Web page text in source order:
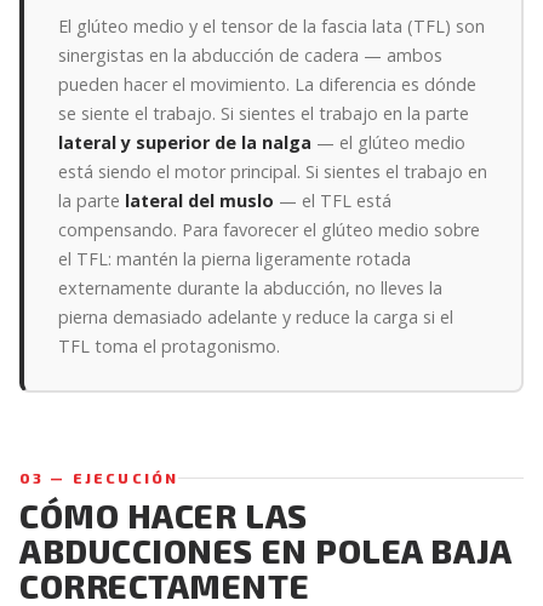
El glúteo medio y el tensor de la fascia lata (TFL) son
sinergistas en la abducción de cadera — ambos
pueden hacer el movimiento. La diferencia es dónde
se siente el trabajo. Si sientes el trabajo en la parte
lateral y superior de la nalga — el glúteo medio
está siendo el motor principal. Si sientes el trabajo en
la parte lateral del muslo — el TFL está
compensando. Para favorecer el glúteo medio sobre
el TFL: mantén la pierna ligeramente rotada
externamente durante la abducción, no lleves la
pierna demasiado adelante y reduce la carga si el
TFL toma el protagonismo.
03 — EJECUCIÓN
CÓMO HACER LAS
ABDUCCIONES EN POLEA BAJA
CORRECTAMENTE